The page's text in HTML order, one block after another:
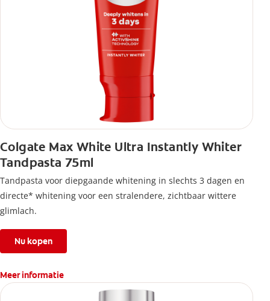
Colgate Max White Ultra Instantly Whiter
Tandpasta 75ml
Tandpasta voor diepgaande whitening in slechts 3 dagen en
directe* whitening voor een stralendere, zichtbaar wittere
glimlach.
Nu kopen
Meer informatie